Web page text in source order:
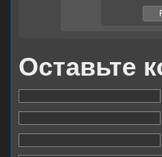
Оставьте